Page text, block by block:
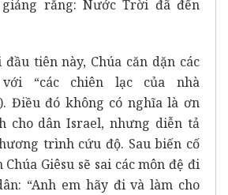
rằng: Nước Trời đã đến
tiên này, Chúa căn dặn các
“các chiên lạc của nhà
Điều đó không có nghĩa là ơn
cho dân Israel, nhưng diễn tả
trình cứu độ. Sau biến cố
Giêsu sẽ sai các môn đệ đi
“Anh em hãy đi và làm cho